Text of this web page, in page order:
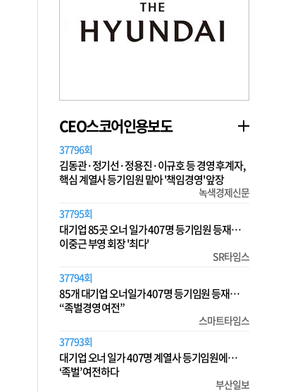
CEO스코어인용보도
37796회
김동관·정기선·정용진·이규호 등 경영 후계자,
핵심 계열사 등기임원 맡아 '책임경영' 앞장
녹색경제신문
37795회
대기업 85곳 오너 일가 407명 등기임원 등재…
이중근 부영 회장 '최다'
SR타임스
37794회
85개 대기업 오너일가 407명 등기임원 등재…
“족벌경영 여전”
스마트타임스
37793회
대기업 오너 일가 407명 계열사 등기임원에…
‘족벌’ 여전하다
부산일보